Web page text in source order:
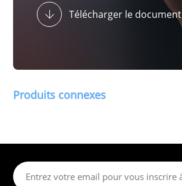
Télécharger le document
Produits connexes